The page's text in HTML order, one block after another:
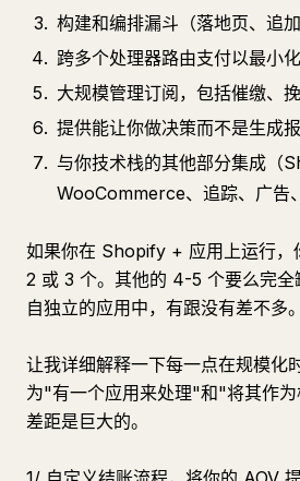
构建和编排漏斗（落地页、追
跨多个处理器路由支付以最小
大规模管理订阅，包括催缴、
提供能让你做决策而不是生成
与你技术栈的其他部分集成（
WooCommerce、追踪、广告
如果你在 Shopify + 应用上运行，
2 或 3 个。其他的 4-5 个要么完全
自独立的应用中，有跟没有差不多。
让我详细解释一下每一点在规模化
为"有一个应用来处理"和"将其作
差距是巨大的。